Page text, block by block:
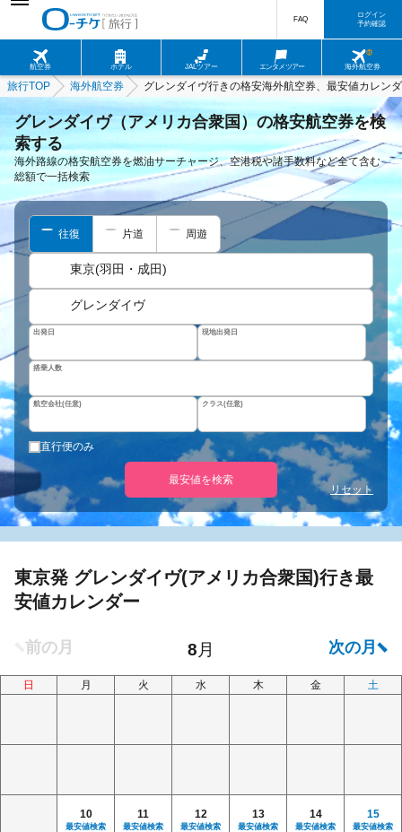
航空券 ホテル JALツアー エンタメツアー 海外航空券
FAQ
ログイン
予約確認
旅行TOP 海外航空券 グレンダイヴ行きの格安海外航空券、最安値カレン
グレンダイヴ（アメリカ合衆国）の格安航空券を検
索する
海外路線の格安航空券を燃油サーチャージ、空港税や諸手数料など全て含む
総額で一括検索
往復 片道 周遊
東京(羽田・成田)
グレンダイヴ
出発日 現地出発日
搭乗人数
航空会社(任意) クラス(任意)
直行便のみ
最安値を検索
リセット
東京発 グレンダイヴ(アメリカ合衆国)行き最
安値カレンダー
日 月 火 水 木 金 土
10
最安値検索
11
最安値検索
12
最安値検索
13
最安値検索
14
最安値検索
15
最安値検索